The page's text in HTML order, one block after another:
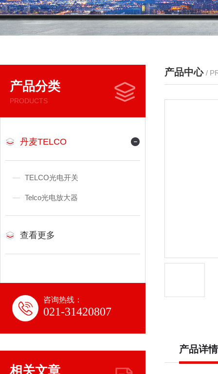
产品分类
PRODUCTS
丹麦TELCO
TELCO光电开关
Telco光电放大器
查看更多
咨询热线：
021-31420807
相关文章
产品中心 /
产品详情